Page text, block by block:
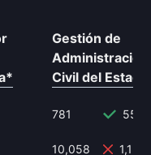
*
Gestión de
Administración
Civil del Estado
781
10,058